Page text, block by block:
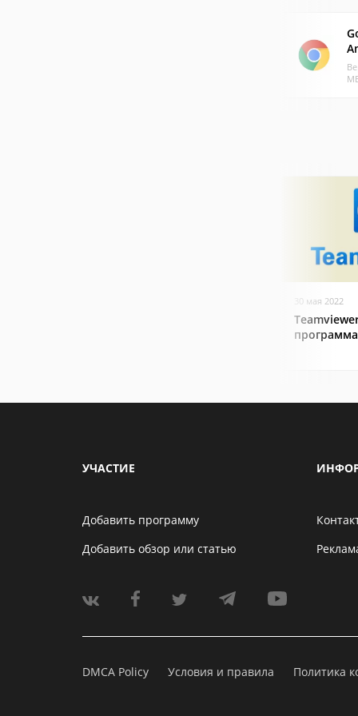
30 мая 2022
программа
УЧАСТИЕ
Добавить программу
Добавить обзор или статью
DMCA Policy Условия и правила Политика